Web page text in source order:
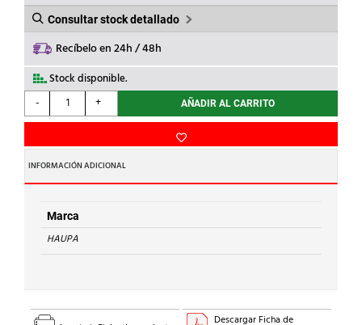
Consultar stock detallado
Recíbelo en 24h / 48h
Stock disponible.
-
HAUPA
-
REMACHAR
L-
250
cantidad
+ AÑADIR AL CARRITO
INFORMACIÓN ADICIONAL
Marca
HAUPA
Descargar Ficha de